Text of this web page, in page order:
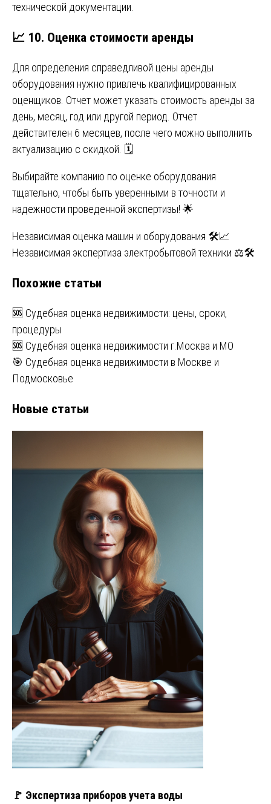
технической документации.
📈 10. Оценка стоимости аренды
Для определения справедливой цены аренды
оборудования нужно привлечь квалифицированных
оценщиков. Отчет может указать стоимость аренды за
день, месяц, год или другой период. Отчет
действителен 6 месяцев, после чего можно выполнить
актуализацию с скидкой. 🗓️
Выбирайте компанию по оценке оборудования
тщательно, чтобы быть уверенными в точности и
надежности проведенной экспертизы! 🌟
Навигация
записям
Независимая оценка машин и оборудования 🛠️📈
Независимая экспертиза электробытовой техники ⚖️🛠️
Похожие статьи
🆘 Судебная оценка недвижимости: цены, сроки,
процедуры
🆘 Судебная оценка недвижимости г.Москва и МО
🎯 Судебная оценка недвижимости в Москве и
Подмосковье
Новые статьи
🚩 Экспертиза приборов учета воды